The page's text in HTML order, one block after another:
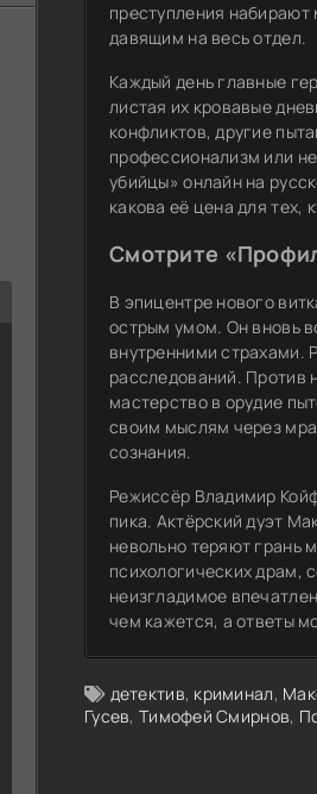
преступления
давящим на весь отдел.
Каждый день главные
листая их кровавые
конфликтов, другие
профессионализм или
убийцы» онлайн на
какова её цена для тех,
Смотрите
В эпицентре нового
острым умом. Он вновь
внутренними страхами.
расследований. Против
мастерство в орудие
своим мыслям через
сознания.
Режиссёр Владимир
пика. Актёрский дуэт
невольно теряют грань
психологических драм,
неизгладимое
чем кажется, а ответы
детектив, криминал,
Гусев, Тимофей Смирнов,